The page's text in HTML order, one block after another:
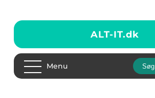
ALT-IT.dk
Menu